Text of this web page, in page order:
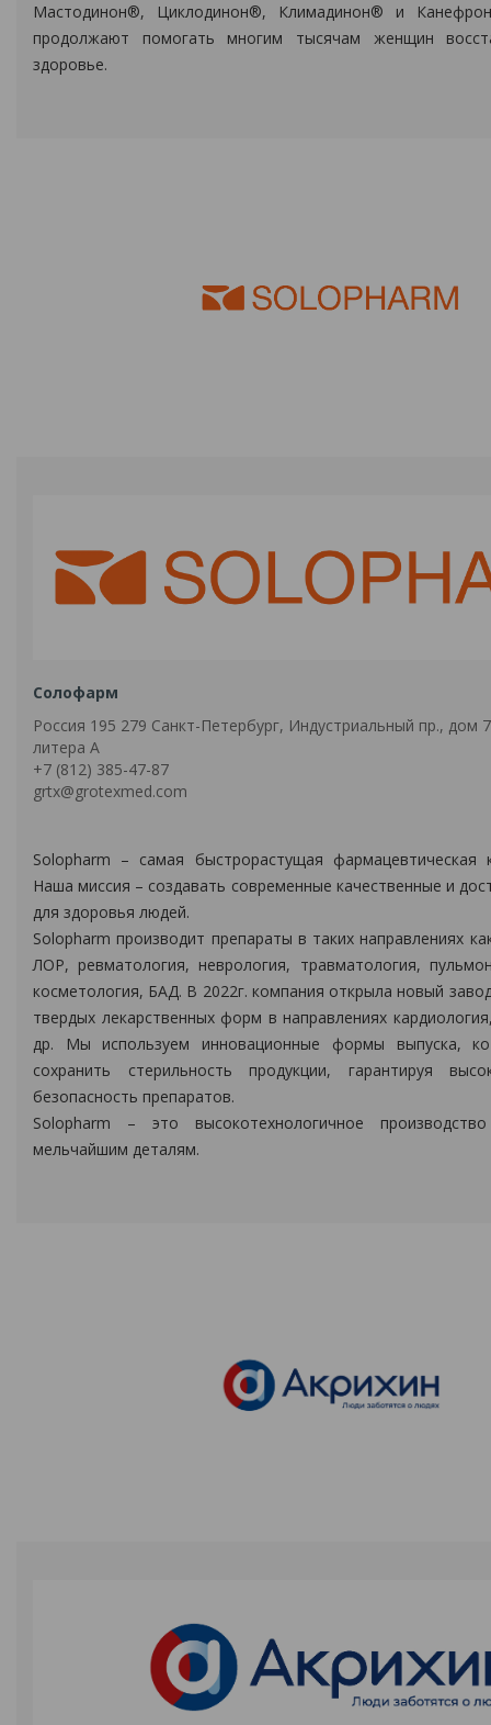
Мастодинон®, Циклодинон®, Климадинон® и
продолжают помогать многим тысячам женщин
здоровье.
Солофарм
Россия 195 279 Санкт-Петербург, Индустриальный пр., дом
литера А
+7 (812) 385-47-87
grtx@grotexmed.com
Solopharm – самая быстрорастущая фармацевтическая
Наша миссия – создавать современные качественные и
для здоровья людей.
Solopharm производит препараты в таких направлениях
ЛОР, ревматология, неврология, травматология,
косметология, БАД. В 2022г. компания открыла новый
твердых лекарственных форм в направлениях
др. Мы используем инновационные формы выпуска,
сохранить стерильность продукции, гарантируя
безопасность препаратов.
Solopharm – это высокотехнологичное
мельчайшим деталям.